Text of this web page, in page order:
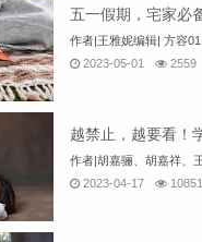
2023-05-01
2559
2023-04-17
10851